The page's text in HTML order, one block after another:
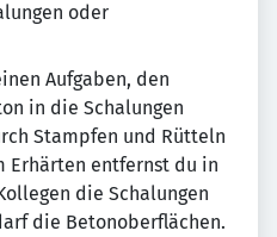
oder
Aufgaben, den
in die Schalungen
Stampfen und Rütteln
Erhärten entfernst du in
die Schalungen
die Betonoberflächen.